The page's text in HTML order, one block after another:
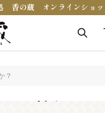
香の蔵 オンラインショッ